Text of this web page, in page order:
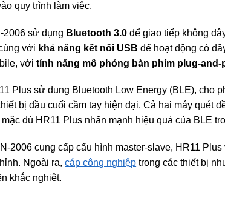
quy trình làm việc.
2006 sử dụng Bluetooth 3.0 để giao tiếp không
với khả năng kết nối USB để hoạt động có
vớitính năng mô phỏng bàn phím plug-and-
Plus sử dụng Bluetooth Low Energy (BLE), cho
bị đầu cuối cầm tay hiện đại. Cả hai máy quét
mặc dù HR11 Plus nhấn mạnh hiệu quả của BLE
2006 cung cấp cấu hình master-slave, HR11
Ngoài ra,cáp công nghiệp trong các thiết bị
khắc nghiệt.